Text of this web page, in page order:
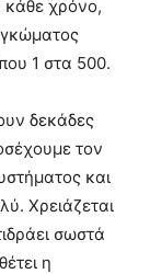
κάθε χρόνο,
1 στα 500.
δεκάδες
τον
και
Χρειάζεται
σωστά
η